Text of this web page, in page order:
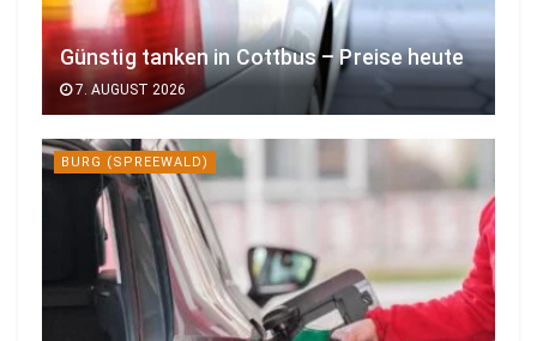
Günstig tanken in Cottbus – Preise heute
7. AUGUST 2026
BURG (SPREEWALD)